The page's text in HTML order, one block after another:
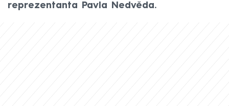
reprezentanta Pavla Nedvěda.